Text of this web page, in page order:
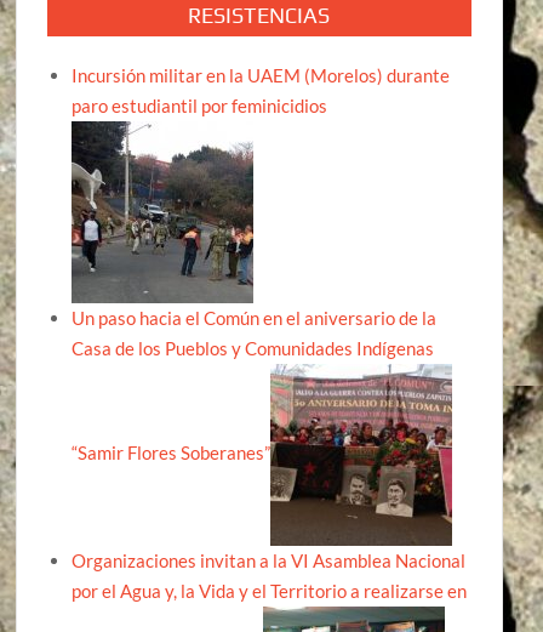
RESISTENCIAS
Incursión militar en la UAEM (Morelos) durante
paro estudiantil por feminicidios
Un paso hacia el Común en el aniversario de la
Casa de los Pueblos y Comunidades Indígenas
“Samir Flores Soberanes”
Organizaciones invitan a la VI Asamblea Nacional
por el Agua y, la Vida y el Territorio a realizarse en